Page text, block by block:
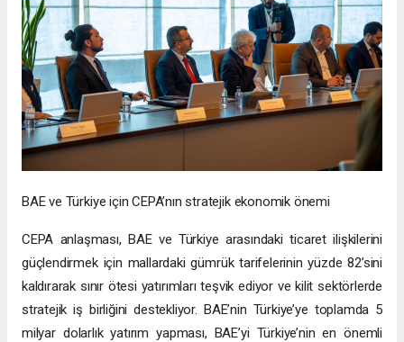
BAE ve Türkiye için CEPA’nın stratejik ekonomik önemi
CEPA anlaşması, BAE ve Türkiye arasındaki ticaret ilişkilerini
güçlendirmek için mallardaki gümrük tarifelerinin yüzde 82’sini
kaldırarak sınır ötesi yatırımları teşvik ediyor ve kilit sektörlerde
stratejik iş birliğini destekliyor. BAE’nin Türkiye’ye toplamda 5
milyar dolarlık yatırım yapması, BAE’yi Türkiye’nin en önemli